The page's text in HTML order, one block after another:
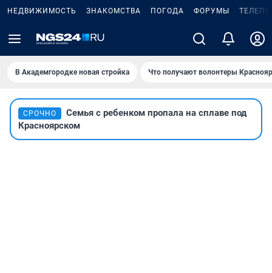
НЕДВИЖИМОСТЬ ЗНАКОМСТВА ПОГОДА ФОРУМЫ
В Академгородке новая стройка Что получают волонтеры
СРОЧНО
Семья с ребенком пропала на сплаве под
Красноярском